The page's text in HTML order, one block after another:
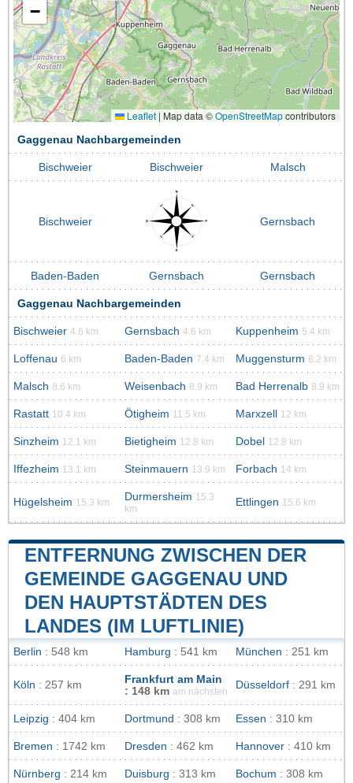
−
Leaflet | Map data ©OpenStreetMapcontributors
Gaggenau Nachbargemeinden
Bischweier Bischweier Malsch
Bischweier Gernsbach
Baden-Baden Gernsbach Gernsbach
Gaggenau Nachbargemeinden
Bischweier 4.6 km Gernsbach 4.6 km Kuppenheim 5.4 km
Loffenau 6 km Baden-Baden 7.4 km Muggensturm 8.2 km
Malsch 8.6 km Weisenbach 8.9 km Bad Herrenalb 8.9 km
Rastatt 10.4 km Ötigheim 11.5 km Marxzell 12 km
Sinzheim 12.1 km Bietigheim 12.8 km Dobel 12.8 km
Iffezheim 13.1 km Steinmauern 13.9 km Forbach 14 km
Hügelsheim 15.3 km Durmersheim 15.3
km
Ettlingen 15.6 km
ENTFERNUNG ZWISCHEN DER
GEMEINDE GAGGENAU UND
DEN HAUPTSTÄDTEN DES
LANDES (IM LUFTLINIE)
Berlin : 548 km Hamburg : 541 km München : 251 km
Köln : 257 km
Frankfurt am Main
: 148 km am nächsten
Düsseldorf : 291 km
Leipzig : 404 km Dortmund : 308 km Essen : 310 km
Bremen : 1742 km Dresden : 462 km Hannover : 410 km
Nürnberg : 214 km Duisburg : 313 km Bochum : 308 km